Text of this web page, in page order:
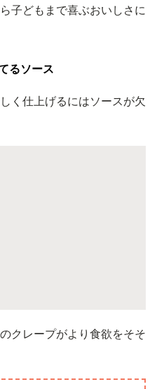
子どもまで喜ぶおいしさに
るソース
く仕上げるにはソースが欠
クレープがより食欲をそそ